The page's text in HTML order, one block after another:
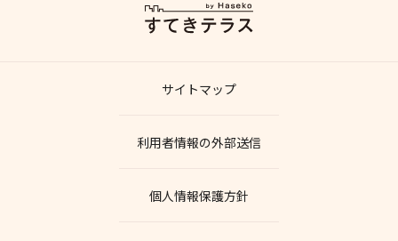
サイトマップ
利用者情報の外部送信
個人情報保護方針